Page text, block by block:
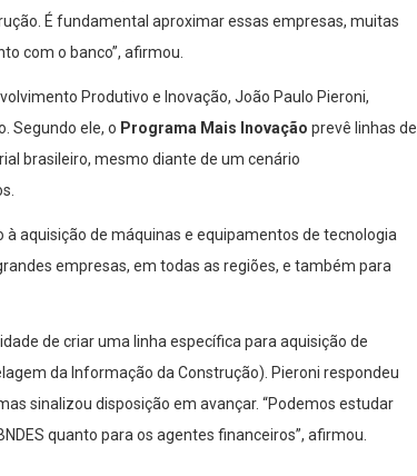
É fundamental aproximar essas empresas, muitas
com o banco”, afirmou.
Produtivo e Inovação, João Paulo Pieroni,
Segundo ele, o Programa Mais Inovação prevê linhas de
brasileiro, mesmo diante de um cenário
à aquisição de máquinas e equipamentos de tecnologia
empresas, em todas as regiões, e também para
de criar uma linha específica para aquisição de
da Informação da Construção). Pieroni respondeu
sinalizou disposição em avançar. “Podemos estudar
quanto para os agentes financeiros”, afirmou.